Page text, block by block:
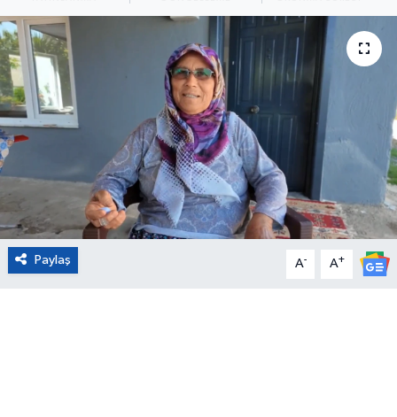
Paylaş A- A+
Dünya
Eğitim
Sağlık
Magazin
Turizm
Çevre